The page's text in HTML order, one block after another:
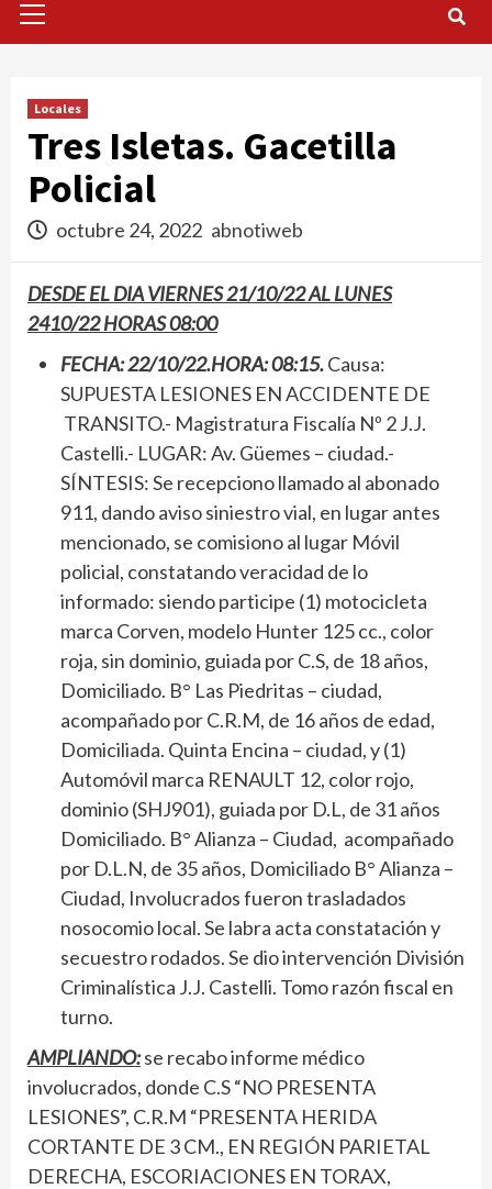
Menu
Locales
Tres Isletas. Gacetilla
Policial
octubre 24, 2022 abnotiweb
DESDE EL DIA VIERNES 21/10/22 AL LUNES
2410/22 HORAS 08:00
FECHA: 22/10/22.HORA: 08:15.Causa:
SUPUESTA LESIONES EN ACCIDENTE DE
TRANSITO.- Magistratura Fiscalía Nº 2 J.J.
Castelli.- LUGAR: Av. Güemes – ciudad.-
SÍNTESIS: Se recepciono llamado al abonado
911, dando aviso siniestro vial, en lugar antes
mencionado, se comisiono al lugar Móvil
policial, constatando veracidad de lo
informado: siendo participe (1) motocicleta
marca Corven, modelo Hunter 125 cc., color
roja, sin dominio, guiada por C.S, de 18 años,
Domiciliado. B° Las Piedritas – ciudad,
acompañado por C.R.M, de 16 años de edad,
Domiciliada. Quinta Encina – ciudad, y (1)
Automóvil marca RENAULT 12, color rojo,
dominio (SHJ901), guiada por D.L, de 31 años
Domiciliado. B° Alianza – Ciudad, acompañado
por D.L.N, de 35 años, Domiciliado B° Alianza –
Ciudad, Involucrados fueron trasladados
nosocomio local. Se labra acta constatación y
secuestro rodados. Se dio intervención División
Criminalística J.J. Castelli. Tomo razón fiscal en
turno.
AMPLIANDO:se recabo informe médico
involucrados, donde C.S “NO PRESENTA
LESIONES”, C.R.M “PRESENTA HERIDA
CORTANTE DE 3 CM., EN REGIÓN PARIETAL
DERECHA, ESCORIACIONES EN TORAX,